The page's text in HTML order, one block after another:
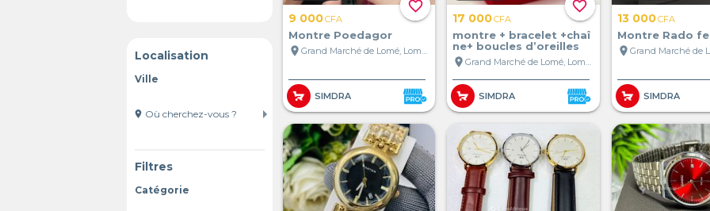
Localisation
Ville
location_on
Filtres
Catégorie
favorite_border
9 000CFA
Montre Poedagor
location_on
Grand Marché de Lomé, Lomé, Togo
SIMDRA
favorite_border
17 000CFA
montre + bracelet +chaî
ne+ boucles d’oreilles
location_on
Grand Marché de Lomé, Lomé, Togo
SIMDRA
13 000CFA
Montre Rado
location_on
SIMDRA